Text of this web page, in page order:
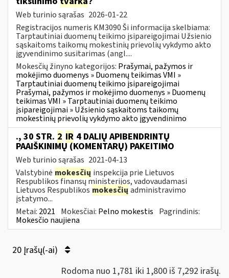
Web turinio sąrašas 2026-01-22
Registracijos numeris KM3090 Ši informacija skelbiama:
Tarptautiniai duomenų teikimo įsipareigojimai Užsienio
sąskaitoms taikomų mokestinių prievolių vykdymo akto
įgyvendinimo susitarimas (angl....
Mokesčių žinyno kategorijos: Prašymai, pažymos ir
mokėjimo duomenys » Duomenų teikimas VMI »
Tarptautiniai duomenų teikimo įsipareigojimai
Prašymai, pažymos ir mokėjimo duomenys » Duomenų
teikimas VMI » Tarptautiniai duomenų teikimo
įsipareigojimai » Užsienio sąskaitoms taikomų
mokestinių prievolių vykdymo akto įgyvendinimo
., 30 STR. 2 IR 4 DALIŲ APIBENDRINTŲ
PAAIŠKINIMŲ (KOMENTARŲ) PAKEITIMO
Web turinio sąrašas 2021-04-13
Valstybinė mokesčių inspekcija prie Lietuvos
Respublikos finansų ministerijos, vadovaudamasi
Lietuvos Respublikos mokesčių administravimo
įstatymo...
Metai: 2021 Mokesčiai: Pelno mokestis Pagrindinis:
Mokesčio naujiena
20 Įrašų(-ai)
Rodoma nuo 1,781 iki 1,800 iš 7,292 irašų.